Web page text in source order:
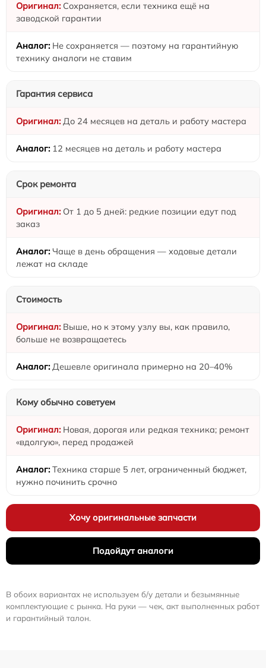
Сохраняется, если техника ещё на
заводской гарантии
Не сохраняется — поэтому на гарантийную
технику аналоги не ставим
Гарантия сервиса
До 24 месяцев на деталь и работу мастера
12 месяцев на деталь и работу мастера
Срок ремонта
От 1 до 5 дней: редкие позиции едут под
заказ
Чаще в день обращения — ходовые детали
лежат на складе
Стоимость
Выше, но к этому узлу вы, как правило,
больше не возвращаетесь
Дешевле оригинала примерно на 20–40%
Кому обычно советуем
Новая, дорогая или редкая техника; ремонт
«вдолгую», перед продажей
Техника старше 5 лет, ограниченный бюджет,
нужно починить срочно
Хочу оригинальные запчасти
Подойдут аналоги
В обоих вариантах не используем б/у детали и безымянные
комплектующие с рынка. На руки — чек, акт выполненных работ
и гарантийный талон.